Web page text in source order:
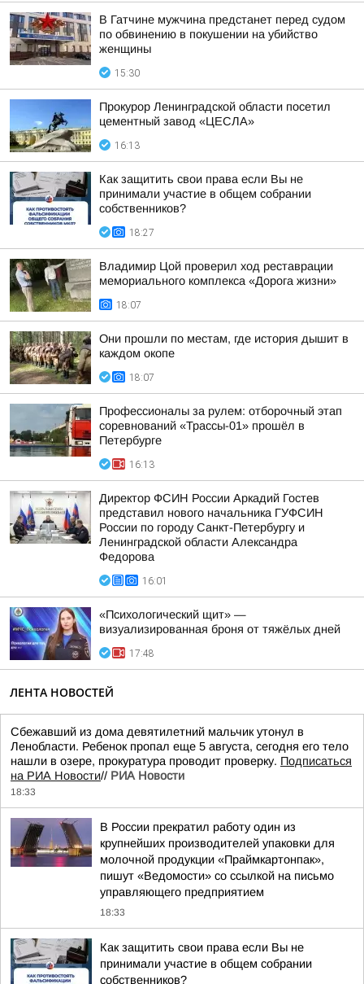
В Гатчине мужчина предстанет перед судом
по обвинению в покушении на убийство
женщины
15:30
Прокурор Ленинградской области посетил
цементный завод «ЦЕСЛА»
16:13
Как защитить свои права если Вы не
принимали участие в общем собрании
собственников?
18:27
Владимир Цой проверил ход реставрации
мемориального комплекса «Дорога жизни»
18:07
Они прошли по местам, где история дышит в
каждом окопе
18:07
Профессионалы за рулем: отборочный этап
соревнований «Трассы-01» прошёл в
Петербурге
16:13
Директор ФСИН России Аркадий Гостев
представил нового начальника ГУФСИН
России по городу Санкт-Петербургу и
Ленинградской области Александра
Федорова
16:01
«Психологический щит» —
визуализированная броня от тяжёлых дней
17:48
ЛЕНТА НОВОСТЕЙ
Сбежавший из дома девятилетний мальчик утонул в
Ленобласти. Ребенок пропал еще 5 августа, сегодня его тело
нашли в озере, прокуратура проводит проверку. Подписаться
на РИА Новости// РИА Новости
18:33
В России прекратил работу один из
крупнейших производителей упаковки для
молочной продукции «Праймкартонпак»,
пишут «Ведомости» со ссылкой на письмо
управляющего предприятием
18:33
Как защитить свои права если Вы не
принимали участие в общем собрании
собственников?